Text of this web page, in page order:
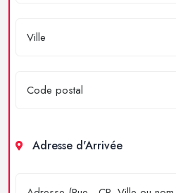
Adresse d'Arrivée